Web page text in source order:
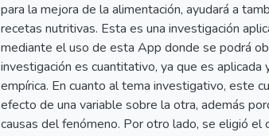
para la mejora de la alimentación, ayudará a
recetas nutritivas. Esta es una investigación
mediante el uso de esta App donde se podrá
investigación es cuantitativo, ya que es
empírica. En cuanto al tema investigativo, este
efecto de una variable sobre la otra, además
causas del fenómeno. Por otro lado, se eligió